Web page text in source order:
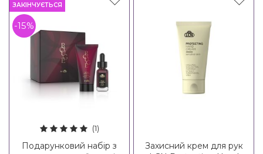
ЗАКІНЧУЄТЬСЯ
-15%
(1)
Подарунковий набір з
Захисний крем для рук